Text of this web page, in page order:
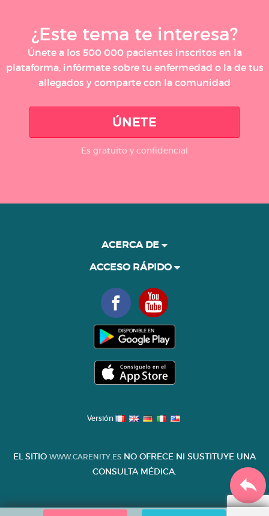
¿Este tema te interesa?
Únete a los 500 000 pacientes inscritos en la
plataforma, infórmate sobre tu enfermedad o la de tus
allegados y comparte con la comunidad
ÚNETE
Es gratuito y confidencial
ACERCA DE
ACCESO RÁPIDO
Versión
EL SITIO WWW.CARENITY.ES NO OFRECE NI SUSTITUYE UNA
CONSULTA MÉDICA.